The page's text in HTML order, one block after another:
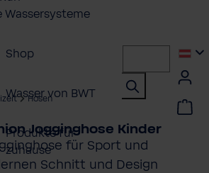
Wassersysteme
Shop
Wasser von BWT
Produkte für
zuhause
Hosen
Jogginghose Kinder
für Sport und
Schnitt und Design